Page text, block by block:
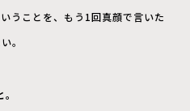
うことを、もう1回真顔で言いた
。